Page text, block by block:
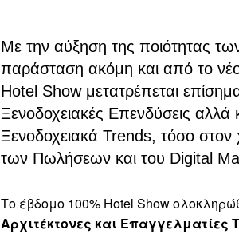
Με την αύξηση της ποιότητας
παράσταση ακόμη και από το
Hotel Show μετατρέπεται
Ξενοδοχειακές Επενδύσεις
Ξενοδοχειακά Trends, τόσο
των Πωλήσεων και του Digital
Το έβδομο 100% Hotel Show
Αρχιτέκτονες και Επαγγελματίες